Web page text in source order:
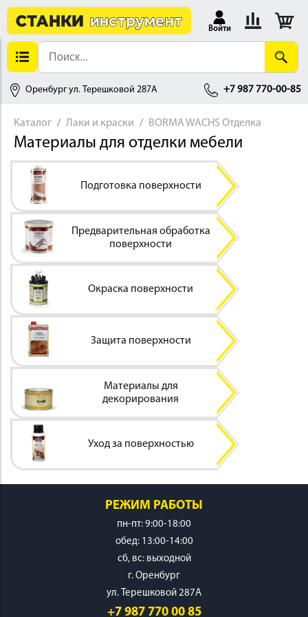
Войти
Оренбург ул. Терешковой 287А +7 987 770-00-85
ДЕРЕВООБРАБОТКА
ИНСТРУМЕНТ
Каталог Лаки и краски BORMA WACHS Отделка
Материалы для отделки мебели
Подготовка поверхности
Предварительная обработка
поверхности
Окраска поверхности
Защита поверхности
Материалы для
декорирования
Уход за поверхностью
РЕЖИМ РАБОТЫ
пн-пт: 9:00-18:00
обед: 13:00-14:00
cб, вс: выходной
г. Оренбург
ул. Терешковой 287А
+7 987 770 00 85